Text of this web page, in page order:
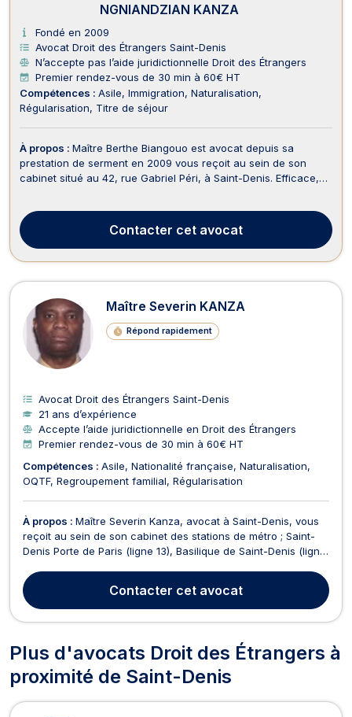
NGNIANDZIAN KANZA
Fondé en 2009
Avocat Droit des Étrangers Saint-Denis
N’accepte pas l’aide juridictionnelle Droit des Étrangers
Premier rendez-vous de 30 min à 60€ HT
Compétences : Asile Immigration Naturalisation
Régularisation
Titre de séjour
À propos : Maître Berthe Biangouo est avocat depuis sa
prestation de serment en 2009 vous reçoit au sein de son
cabinet situé au 42, rue Gabriel Péri, à Saint-Denis. Efficace,
rupture conventionnelle, du contrat d...
Contacter cet avocat
Maître Severin KANZA
Répond rapidement
Avocat Droit des Étrangers Saint-Denis
21 ans d’expérience
Accepte l’aide juridictionnelle en Droit des Étrangers
Premier rendez-vous de 30 min à 60€ HT
Compétences : Asile Nationalité française Naturalisation
OQTF Regroupement familial Régularisation
À propos : Maître Severin Kanza, avocat à Saint-Denis, vous
reçoit au sein de son cabinet des stations de métro ; Saint-
Denis Porte de Paris (ligne 13), Basilique de Saint-Denis (ligne
Cimetière de Saint-Denis (ligne T1) et des stations de bus :
Joliot Curie (ligne 356), Ave...
Contacter cet avocat
Plus d'avocats Droit des Étrangers à
proximité de Saint-Denis